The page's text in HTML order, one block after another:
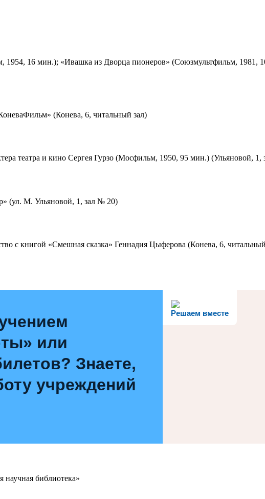
16 мин.); «Ивашка из Дворца пионеров» (Союзмультфильм, 1981,
(Конева, 6, читальный зал)
театра и кино Сергея Гурзо (Мосфильм, 1950, 95 мин.) (Ульяновой, 1,
(ул. М. Ульяновой, 1, зал № 20)
с книгой «Смешная сказка» Геннадия Цыферова (Конева, 6,
Решаем вместе
или
Знаете,
учреждений
научная библиотека»